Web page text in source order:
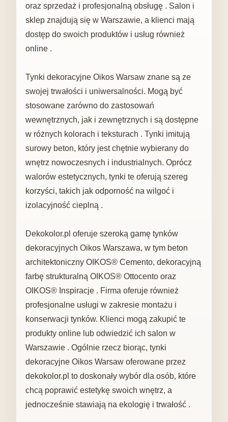
oraz sprzedaż i profesjonalną obsługę . Salon i
sklep znajdują się w Warszawie, a klienci mają
dostęp do swoich produktów i usług również
online .
Tynki dekoracyjne Oikos Warsaw znane są ze
swojej trwałości i uniwersalności. Mogą być
stosowane zarówno do zastosowań
wewnętrznych, jak i zewnętrznych i są dostępne
w różnych kolorach i teksturach . Tynki imitują
surowy beton, który jest chętnie wybierany do
wnętrz nowoczesnych i industrialnych. Oprócz
walorów estetycznych, tynki te oferują szereg
korzyści, takich jak odporność na wilgoć i
izolacyjność cieplną .
Dekokolor.pl oferuje szeroką gamę tynków
dekoracyjnych Oikos Warszawa, w tym beton
architektoniczny OIKOS® Cemento, dekoracyjną
farbę strukturalną OIKOS® Ottocento oraz
OIKOS® Inspiracje . Firma oferuje również
profesjonalne usługi w zakresie montażu i
konserwacji tynków. Klienci mogą zakupić te
produkty online lub odwiedzić ich salon w
Warszawie . Ogólnie rzecz biorąc, tynki
dekoracyjne Oikos Warsaw oferowane przez
dekokolor.pl to doskonały wybór dla osób, które
chcą poprawić estetykę swoich wnętrz, a
jednocześnie stawiają na ekologię i trwałość .